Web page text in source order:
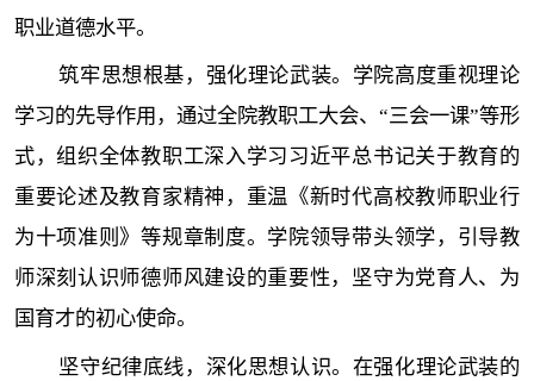
职业道德水平。
筑牢思想根基，强化理论武装。学院高度重视理论
学习的先导作用，通过全院教职工大会、“三会一课”等形
式，组织全体教职工深入学习习近平总书记关于教育的
重要论述及教育家精神，重温《新时代高校教师职业行
为十项准则》等规章制度。学院领导带头领学，引导教
师深刻认识师德师风建设的重要性，坚守为党育人、为
国育才的初心使命。
坚守纪律底线，深化思想认识。在强化理论武装的